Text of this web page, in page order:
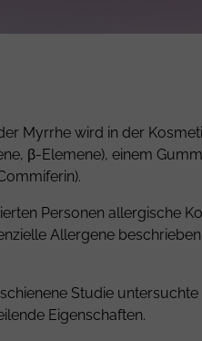
Myrrhe wird in der
β-Elemene), einem
Personen allergische
Allergene
Studie
Eigenschaften.